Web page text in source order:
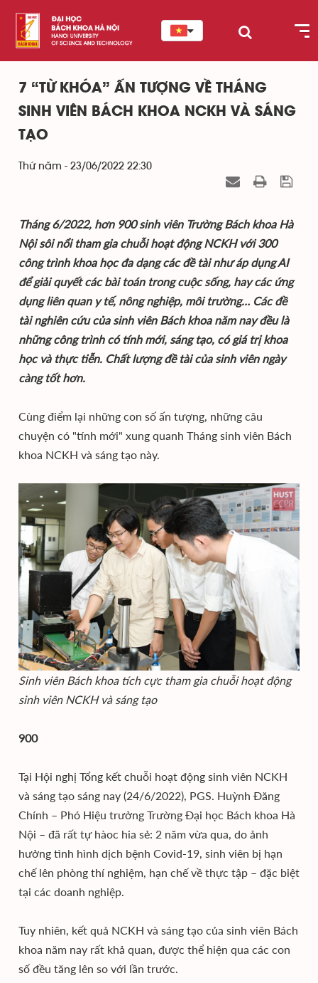
7 “TỪ KHÓA” ẤN TƯỢNG VỀ THÁNG
SINH VIÊN BÁCH KHOA NCKH VÀ SÁNG
TẠO
Thứ năm - 23/06/2022 22:30
Tháng 6/2022, hơn 900 sinh viên Trường Bách khoa Hà
Nội sôi nổi tham gia chuỗi hoạt động NCKH với 300
công trình khoa học đa dạng các đề tài như áp dụng AI
để giải quyết các bài toán trong cuộc sống, hay các ứng
dụng liên quan y tế, nông nghiệp, môi trường… Các đề
tài nghiên cứu của sinh viên Bách khoa năm nay đều là
những công trình có tính mới, sáng tạo, có giá trị khoa
học và thực tiễn. Chất lượng đề tài của sinh viên ngày
càng tốt hơn.
Cùng điểm lại những con số ấn tượng, những câu
chuyện có "tính mới" xung quanh Tháng sinh viên Bách
khoa NCKH và sáng tạo này.
Sinh viên Bách khoa tích cực tham gia chuỗi hoạt động
sinh viên NCKH và sáng tạo
900
Tại Hội nghị Tổng kết chuỗi hoạt động sinh viên NCKH
và sáng tạo sáng nay (24/6/2022), PGS. Huỳnh Đăng
Chính – Phó Hiệu trưởng Trường Đại học Bách khoa Hà
Nội – đã rất tự hàoc hia sẻ: 2 năm vừa qua, do ảnh
hưởng tình hình dịch bệnh Covid-19, sinh viên bị hạn
chế lên phòng thí nghiệm, hạn chế về thực tập – đặc biệt
tại các doanh nghiệp.
Tuy nhiên, kết quả NCKH và sáng tạo của sinh viên Bách
khoa năm nay rất khả quan, được thể hiện qua các con
số đều tăng lên so với lần trước.